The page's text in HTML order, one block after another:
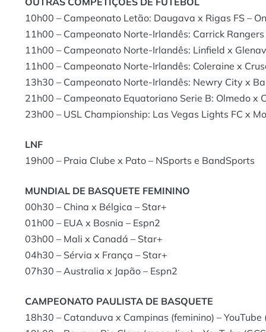
10h00 – Campeonato Letão: Daugava x Rigas FS –
11h00 – Campeonato Norte-Irlandês: Carrick
11h00 – Campeonato Norte-Irlandês: Linfield x
11h00 – Campeonato Norte-Irlandês: Coleraine x
13h30 – Campeonato Norte-Irlandês: Newry City x
21h00 – Campeonato Equatoriano Serie B: Olmedo x
23h00 – USL Championship: Las Vegas Lights FC x
LNF
19h00 – Praia Clube x Pato – NSports e BandSports
MUNDIAL DE BASQUETE FEMININO
00h30 – China x Bélgica – Star+
01h00 – EUA x Bosnia – Espn2
03h00 – Mali x Canadá – Star+
04h30 – Sérvia x França – Star+
07h30 – Australia x Japão – Espn2
CAMPEONATO PAULISTA DE BASQUETE
18h30 – Catanduva x Campinas (feminino) – YouTube